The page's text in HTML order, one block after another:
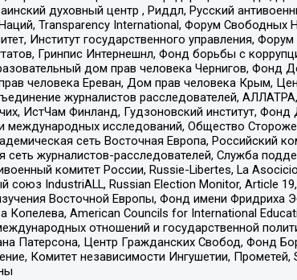
духовный центр , Риддл, Русский
Transparеncy International, Форум Свободных
Институт государственного управления,
Гринпис Интернешнл, Фонд борьбы с
дом прав человека Чернигов, Фонд
человека Ереван, Дом прав человека Крым,
журналистов расследователей,
ИстЧам Финланд, Гудзоновский институт, Фонд
международных исследований, Общество
сеть Восточная Европа, Российский
журналистов-расследователей, Служба
комитет России, Russie-Libertes, La
IndustriALL, Russian Election Monitor, Article
Восточной Европы, Фонд имени Фридриха
American Councils for International
отношений и государственной
Патерсона, Центр Гражданских Свобод, Фонд
Комитет независимости Ингушетии, Прометей,